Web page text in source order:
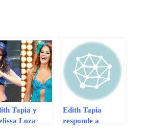
Tapia y
Loza
Edith Tapia
responde a